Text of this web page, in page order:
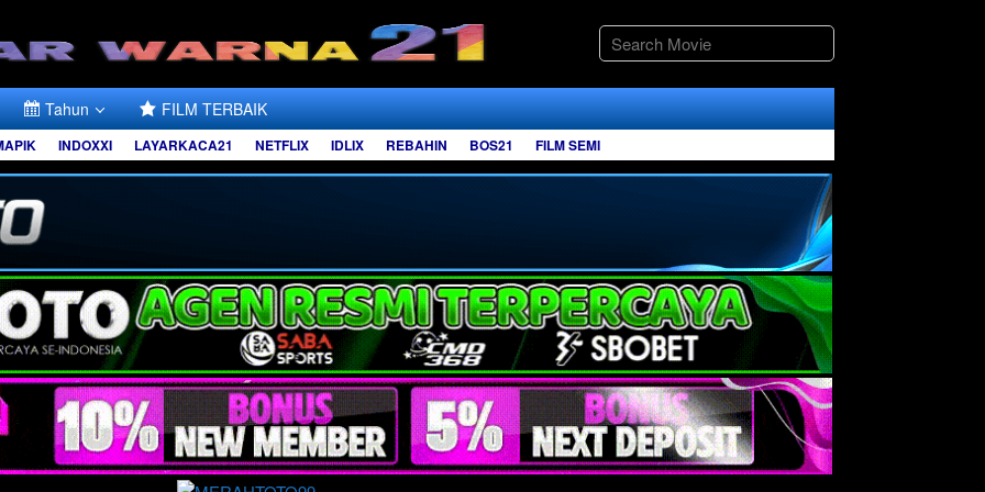
Tahun FILM TERBAIK
INDOXXI LAYARKACA21 NETFLIX IDLIX REBAHIN BOS21 FILM SEMI